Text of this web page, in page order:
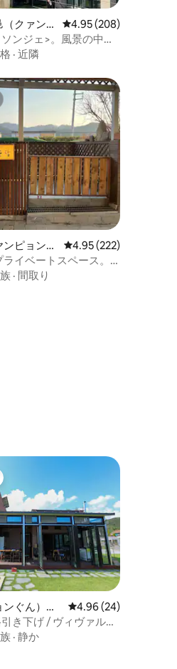
クァンジ
プ）のペ
レビュー208件、5つ星
4.95 (208)
ンジェ>。風景の中で
さい。 （bbq O、プ
· 近隣
の平均評価
ピョンぐ
）のペン
レビュー222件、5つ
4.95 (222)
イベートスペース。
遊び、おしゃべりを
· 間取り
の平均評価
ぐん）の
レビュー24件、5つ星
4.96 (24)
き下げ / ヴィヴァルデ
分 / 一戸建て（ロマン
· 静か